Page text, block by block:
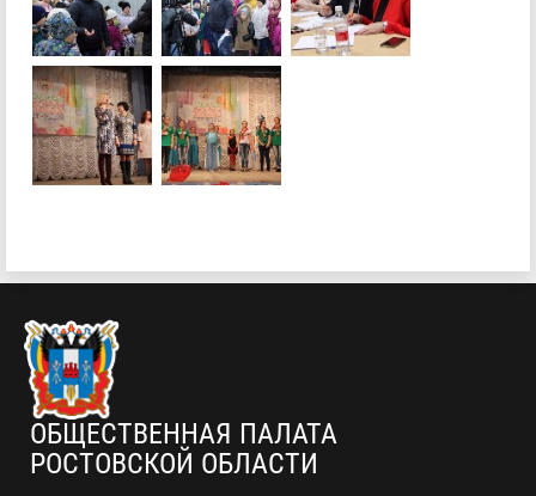
ОБЩЕСТВЕННАЯ ПАЛАТА
РОСТОВСКОЙ ОБЛАСТИ